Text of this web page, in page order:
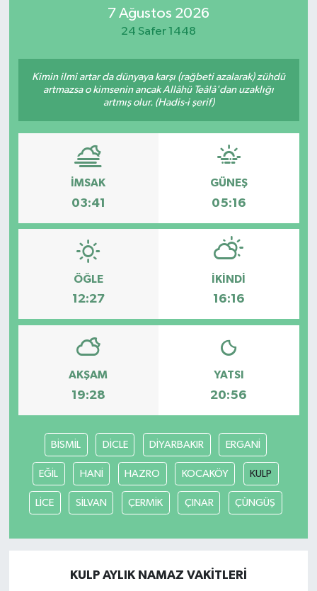
7 Ağustos 2026
24 Safer 1448
Kimin ilmi artar da dünyaya karşı (rağbeti azalarak) zühdü
artmazsa o kimsenin ancak Allâhü Teâlâ'dan uzaklığı
artmış olur. (Hadis-i şerif)
İMSAK
03:41
GÜNEŞ
05:16
ÖĞLE
12:27
İKINDI
16:16
AKŞAM
19:28
YATSI
20:56
BİSMİL DİCLE DİYARBAKIR ERGANİ
EĞİL HANİ HAZRO KOCAKÖY KULP
LİCE SİLVAN ÇERMİK ÇINAR ÇÜNGÜŞ
KULP AYLIK NAMAZ VAKITLERI